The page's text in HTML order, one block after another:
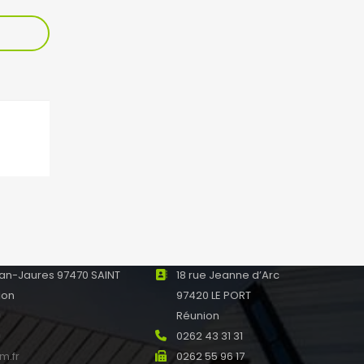
Jaures 97470 SAINT
18 rue Jeanne d’Arc
97420 LE PORT
Réunion
0262 43 31 31
0262 55 96 17